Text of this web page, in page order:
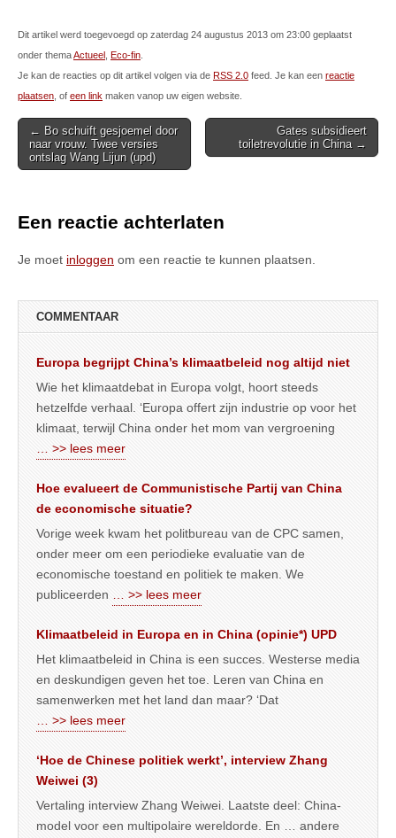
Dit artikel werd toegevoegd op zaterdag 24 augustus 2013 om 23:00 geplaatst
onder themaActueel Eco-fin
Je kan de reacties op dit artikel volgen via de RSS 2.0 feed. Je kan een reactie
plaatsen , of een link maken vanop uw eigen website.
Post
navigation
← Bo schuift gesjoemel door
naar vrouw. Twee versies
ontslag Wang Lijun (upd)
Gates subsidieert
toiletrevolutie in China →
Een reactie achterlaten
Je moet inloggen om een reactie te kunnen plaatsen.
COMMENTAAR
Europa begrijpt China’s klimaatbeleid nog altijd niet
Wie het klimaatdebat in Europa volgt, hoort steeds
hetzelfde verhaal. ‘Europa offert zijn industrie op voor het
klimaat, terwijl China onder het mom van vergroening
… >> lees meer
Hoe evalueert de Communistische Partij van China
de economische situatie?
Vorige week kwam het politbureau van de CPC samen,
onder meer om een periodieke evaluatie van de
economische toestand en politiek te maken. We
publiceerden
… >> lees meer
Klimaatbeleid in Europa en in China (opinie*) UPD
Het klimaatbeleid in China is een succes. Westerse media
en deskundigen geven het toe. Leren van China en
samenwerken met het land dan maar? ‘Dat
… >> lees meer
‘Hoe de Chinese politiek werkt’, interview Zhang
Weiwei (3)
Vertaling interview Zhang Weiwei. Laatste deel: China-
model voor een multipolaire wereldorde. En … andere